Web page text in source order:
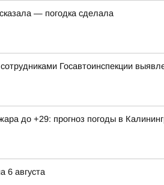
— погодка сделала
сотрудниками Госавтоинспекции
до +29: прогноз погоды в
6 августа